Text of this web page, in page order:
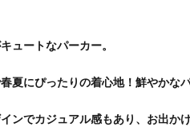
ュートなパーカー。
夏にぴったりの着心地！鮮やかな
ンでカジュアル感もあり、お出か